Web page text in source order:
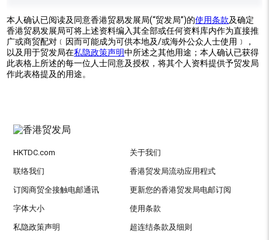
本人确认已阅读及同意香港贸易发展局(“贸发局”)的使用条款及确定
香港贸易发展局可将上述资料编入其全部或任何资料库内作为直接推
广或商贸配对﹝因而可能成为可供本地及/或海外公众人士使用﹞，
以及用于贸发局在私隐政策声明中所述之其他用途；本人确认已获得
此表格上所述的每一位人士同意及授权，将其个人资料提供予贸发局
作此表格提及的用途。
HKTDC.com 关于我们
联络我们 香港贸发局流动应用程式
订阅商贸全接触电邮通讯 更新您的香港贸发局电邮订阅
字体大小 使用条款
私隐政策声明 超连结条款及细则